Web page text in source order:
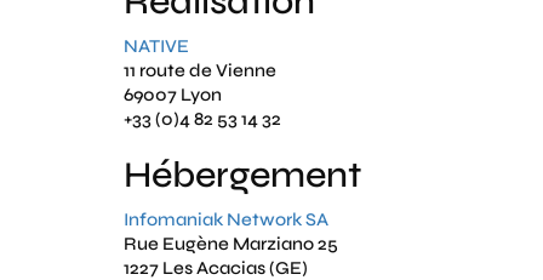
NATIVE
11 route de Vienne
69007 Lyon
+33 (0)4 82 53 14 32
Hébergement
Infomaniak Network SA
Rue Eugène Marziano 25
1227 Les Acacias (GE)